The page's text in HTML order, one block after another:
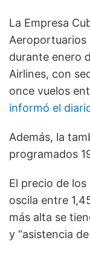
La Empresa
Aeroportuarios
durante enero
Airlines, con
once vuelos
informó el
Además, la
programados
El precio de
oscila entre
más alta se
y “asistencia